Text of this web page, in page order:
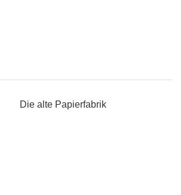
Die alte Papierfabrik